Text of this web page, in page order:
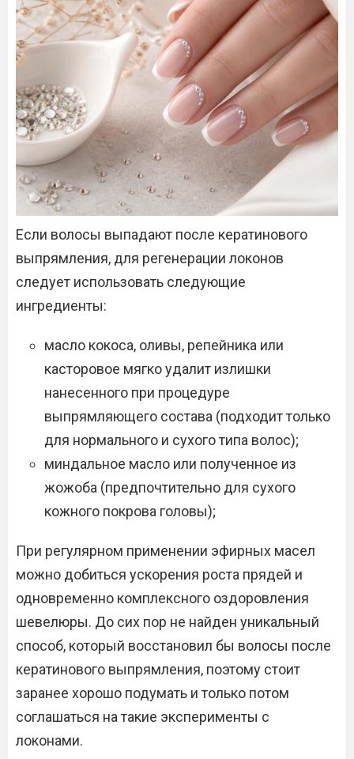
Если волосы выпадают после кератинового
выпрямления, для регенерации локонов
следует использовать следующие
ингредиенты:
масло кокоса, оливы, репейника или
касторовое мягко удалит излишки
нанесенного при процедуре
выпрямляющего состава (подходит только
для нормального и сухого типа волос);
миндальное масло или полученное из
жожоба (предпочтительно для сухого
кожного покрова головы);
При регулярном применении эфирных масел
можно добиться ускорения роста прядей и
одновременно комплексного оздоровления
шевелюры. До сих пор не найден уникальный
способ, который восстановил бы волосы после
кератинового выпрямления, поэтому стоит
заранее хорошо подумать и только потом
соглашаться на такие эксперименты с
локонами.